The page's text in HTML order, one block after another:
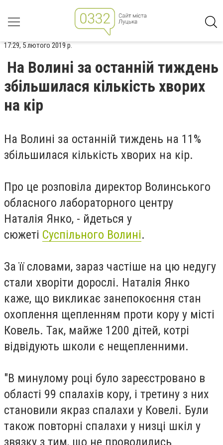
17:29, 5 лютого 2019 р.
На Волині за останній тиждень
збільшилася кількість хворих
на кір
На Волині за останній тиждень на 11%
збільшилася кількість хворих на кір.
Про це розповіла директор Волинського
обласного лабораторного центру
Наталія Янко, - йдеться у
сюжеті Суспільного Волині.
За її словами, зараз частіше на цю недугу
стали хворіти дорослі. Наталія Янко
каже, що викликає занепокоєння стан
охоплення щепленням проти кору у місті
Ковель. Так, майже 1200 дітей, котрі
відвідують школи є нещепленними.
"В минулому році було зареєстровано в
області 99 спалахів кору, і третину з них
становили якраз спалахи у Ковелі. Були
також повторні спалахи у низці шкіл у
звязку з тим, що не проводились